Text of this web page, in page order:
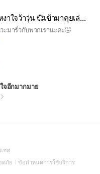
🍬ห้องไรแว๊🍧คนโสด/คนเหงาใจว้าวุ่น 💞เข้ามาคุยเล่นฟังเพลงกันค่ะ🎵
ะมารั่วกับพวกเรานะคะ🤣
จอีกมากมาย
ชท(Open
in
ดภัย(Open
ข้อกำหนดการใช้บริการ(Open